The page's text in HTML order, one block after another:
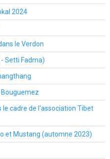
2024
le Verdon
Setti Fadma)
Bouguemez
cadre de l'association Tibet
et Mustang (automne 2023)